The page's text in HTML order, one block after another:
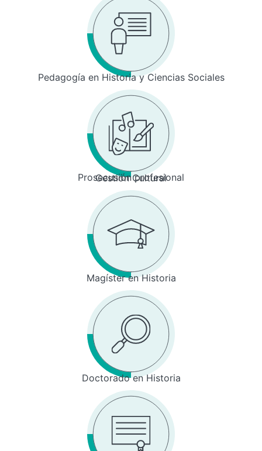
Pedagogía en Historia y Ciencias Sociales
Prosecusión profesional
Gestión Cultural
Magíster en Historia
Doctorado en Historia